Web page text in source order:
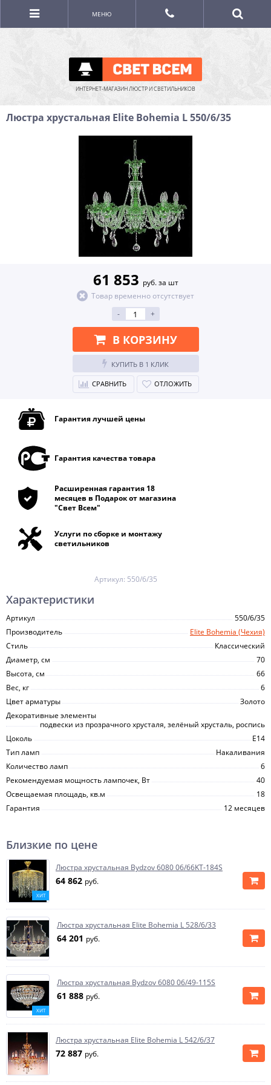
ИНТЕРНЕТ-МАГАЗИН ЛЮСТР И СВЕТИЛЬНИКОВ
МЕНЮ
Люстра хрустальная Elite Bohemia L 550/6/35
61 853 руб. за шт
Товар временно отсутствует
-
+
В КОРЗИНУ
КУПИТЬ В 1 КЛИК
СРАВНИТЬ ОТЛОЖИТЬ
Гарантия лучшей цены
Гарантия качества товара
Расширенная гарантия 18
месяцев в Подарок от магазина
"Свет Всем"
Услуги по сборке и монтажу
светильников
Артикул: 550/6/35
Характеристики
Артикул
550/6/35
Производитель
Elite Bohemia (Чехия)
Стиль
Классический
Диаметр, см
70
Высота, см
66
Вес, кг
6
Цвет арматуры
Золото
Декоративные элементы
подвески из прозрачного хрусталя, зелёный хрусталь, роспись
Цоколь
E14
Тип ламп
Накаливания
Количество ламп
6
Рекомендуемая мощность лампочек, Вт
40
Освещаемая площадь, кв.м
18
Гарантия
12 месяцев
Близкие по цене
ХИТ
Люстра хрустальная Bydzov 6080 06/66KT-184S
64 862 руб.
Люстра хрустальная Elite Bohemia L 528/6/33
64 201 руб.
ХИТ
Люстра хрустальная Bydzov 6080 06/49-115S
61 888 руб.
Люстра хрустальная Elite Bohemia L 542/6/37
72 887 руб.